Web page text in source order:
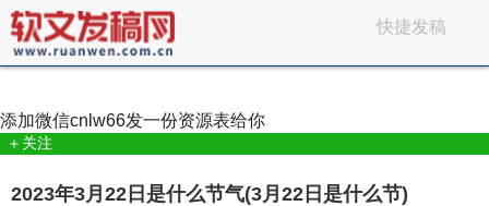
快捷发稿
添加微信cnlw66发一份资源表给你
＋关注
2023年3月22日是什么节气(3月22日是什么节)